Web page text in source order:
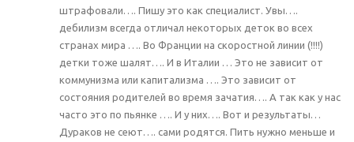
штрафовали…. Пишу это как специалист. Увы….
дебилизм всегда отличал некоторых деток во всех
странах мира …. Во Франции на скоростной линии (!!!!)
детки тоже шалят…. И в Италии … Это не зависит от
коммунизма или капитализма …. Это зависит от
состояния родителей во время зачатия…. А так как у нас
часто это по пьянке …. И у них…. Вот и результаты…
Дураков не сеют…. сами родятся. Пить нужно меньше и